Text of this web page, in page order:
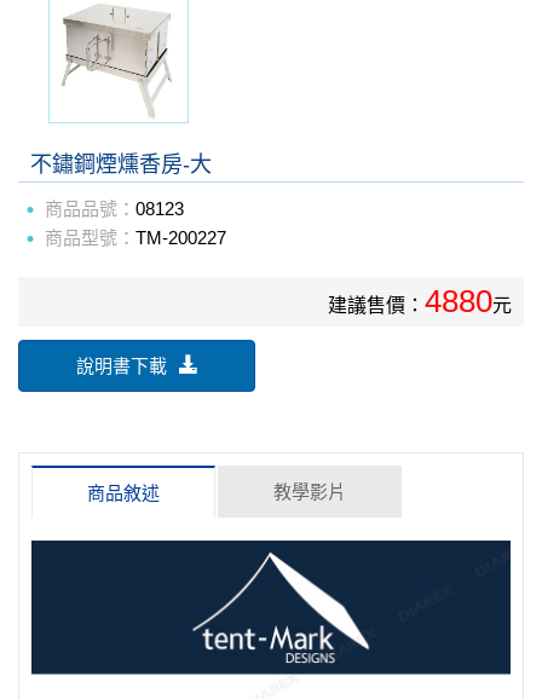
不鏽鋼煙燻香房-大
商品品號： 08123
商品型號： TM-200227
建議售價： 4880元
說明書下載
商品敘述 教學影片